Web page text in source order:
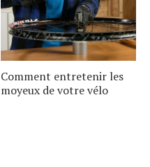
Comment entretenir les
moyeux de votre vélo